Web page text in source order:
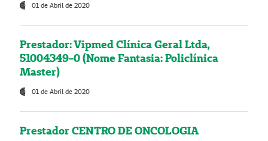
01 de Abril de 2020
Prestador: Vipmed Clínica Geral Ltda,
51004349-0 (Nome Fantasia: Policlínica
Master)
01 de Abril de 2020
Prestador CENTRO DE ONCOLOGIA